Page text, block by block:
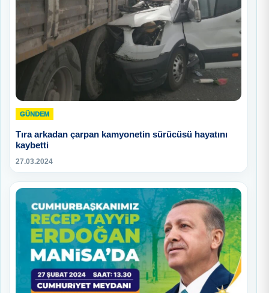
GÜNDEM
Tıra arkadan çarpan kamyonetin sürücüsü hayatını
kaybetti
27.03.2024